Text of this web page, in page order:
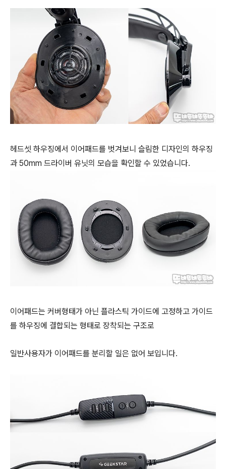
헤드셋 하우징에서 이어패드를 벗겨보니 슬림한 디자인의 하우징
과 50mm 드라이버 유닛의 모습을 확인할 수 있었습니다.
이어패드는 커버형태가 아닌 플라스틱 가이드에 고정하고 가이드
를 하우징에 결합되는 형태로 장착되는 구조로
일반사용자가 이어패드를 분리할 일은 없어 보입니다.